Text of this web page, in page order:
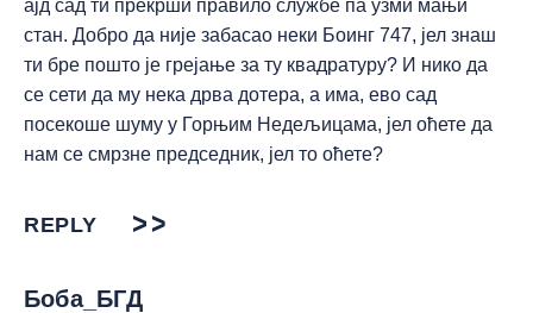
ајд сад ти прекрши правило службе па узми мањи
стан. Добро да није забасао неки Боинг 747, јел знаш
ти бре пошто је грејање за ту квадратуру? И нико да
се сети да му нека дрва дотера, а има, ево сад
посекоше шуму у Горњим Недељицама, јел оћете да
нам се смрзне председник, јел то оћете?
REPLY
Боба_БГД